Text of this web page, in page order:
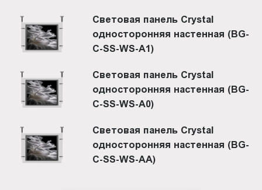
Световая панель Crystal
односторонняя настенная (BG-
C-SS-WS-A1)
Световая панель Crystal
односторонняя настенная (BG-
C-SS-WS-A0)
Световая панель Crystal
односторонняя настенная (BG-
C-SS-WS-AA)